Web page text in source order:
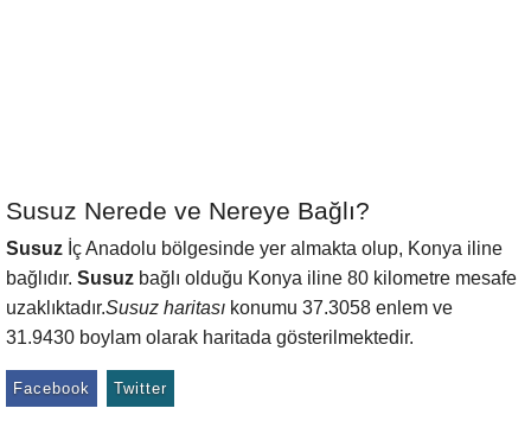
Susuz Nerede ve Nereye Bağlı?
Susuz İç Anadolu bölgesinde yer almakta olup, Konya iline
bağlıdır. Susuz bağlı olduğu Konya iline 80 kilometre mesafe
uzaklıktadır.Susuz haritası konumu 37.3058 enlem ve
31.9430 boylam olarak haritada gösterilmektedir.
Facebook Twitter